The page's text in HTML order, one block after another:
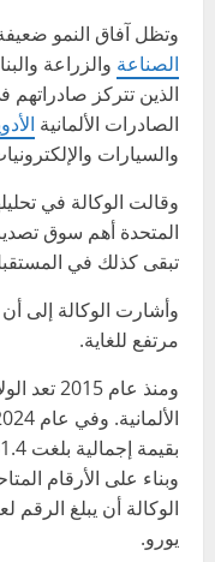
وتظل آفاق النمو
الصناعة والزراعة
الذين تتركز
الصادرات الألمانية
والسيارات
وقالت الوكالة في
المتحدة أهم سوق
تبقى كذلك في
وأشارت الوكالة إلى
مرتفع للغاية.
ومنذ عام
الألمانية. وفي عام 2024 باعت
وبناء على الأرقام
يورو.